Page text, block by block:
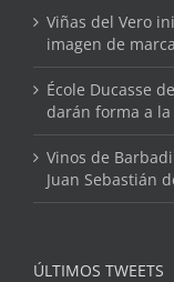
Viñas del Vero
imagen de marca
École Ducasse
darán forma a
Vinos de
Juan Sebastián
ÚLTIMOS TWEETS